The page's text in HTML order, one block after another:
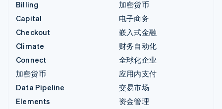
Billing
Capital
Checkout
Climate
Connect
加密货币
Data Pipeline
Elements
加密货币
电子商务
嵌入式金融
财务自动化
全球化企业
应用内支付
交易市场
资金管理